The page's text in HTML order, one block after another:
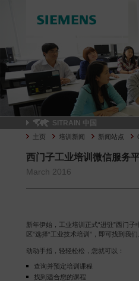
SITRAIN 中国
主页 培训新闻 新闻站点
西门子工业培训微信服务
March 2016
新年伊始，工业培训正式“进驻”西门
区”选择“工业技术培训”，即可找到我
动动手指，轻轻松松，您就可以：
查询并预定培训课程
找到适合您的课程